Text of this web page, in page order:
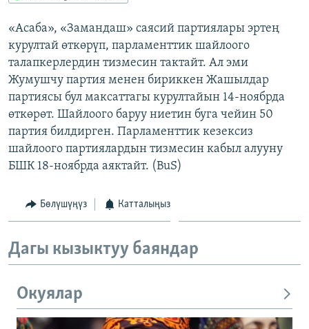
ЭКСПЕРТТЕР ТАЛДАЙТ
БИЗ ЖАНА ДҮЙНӨ
ДАНИСТЕ
ЭЖЕ-СИҢДИЛЕР
ЫҢГАЙСЫЗ СУРООЛОР
ӨЗГӨЧӨ ПИКИР
Русский
ОНЛАЙН ШЕРИНЕ
ЭЕ/АРнун бардык сайттары
«Асаба», «Замандаш» саясий партиялары эртең
курултай өткөрүп, парламенттик шайлоого
талапкерлердин тизмесин тактайт. Ал эми
Жумушчу партия менен бириккен Жашылдар
партиясы бул максаттагы курултайын 14-ноябрда
өткөрөт. Шайлоого баруу ниетин буга чейин 50
партия билдирген. Парламенттик кезексиз
шайлоого партиялардын тизмесин кабыл алууну
БШК 18-ноябрда аяктайт. (BuS)
Бөлүшүңүз Катталыңыз
Дагы кызыктуу баяндар
Окуялар